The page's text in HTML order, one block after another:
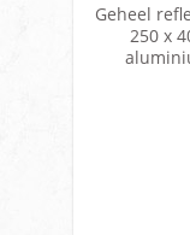
Geheel
250 x